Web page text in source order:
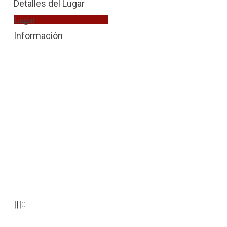
Detalles del Lugar
LugarFiscalía de Menores
Información
|||::